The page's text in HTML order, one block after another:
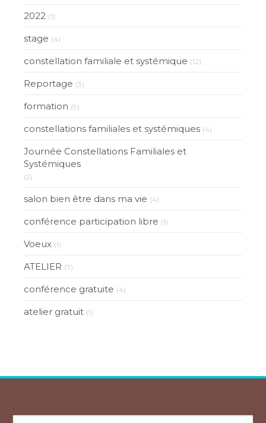
2022 (1)
stage (4)
constellation familiale et systémique (12)
Reportage (3)
formation (9)
constellations familiales et systémiques (4)
Journée Constellations Familiales et
Systémiques
(2)
salon bien être dans ma vie (4)
conférence participation libre (1)
Voeux (1)
ATELIER (7)
conférence gratuite (4)
atelier gratuit (1)